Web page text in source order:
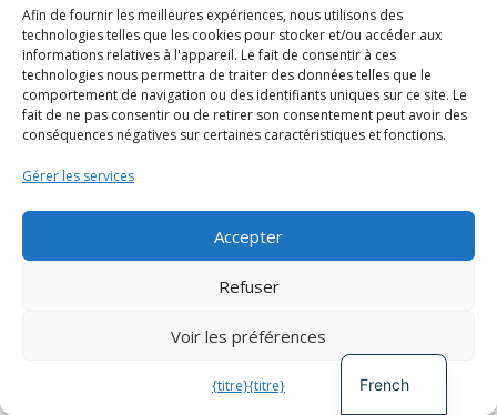
Afin de fournir les meilleures expériences, nous utilisons des
technologies telles que les cookies pour stocker et/ou accéder aux
informations relatives à l'appareil. Le fait de consentir à ces
technologies nous permettra de traiter des données telles que le
comportement de navigation ou des identifiants uniques sur ce site. Le
fait de ne pas consentir ou de retirer son consentement peut avoir des
conséquences négatives sur certaines caractéristiques et fonctions.
Gérer les services
Accepter
Refuser
Voir les préférences
{titre}{titre}
du cercle
Incubation du cercle de
traduction
du cercle
Concevoir des espaces de travail pour tous
French